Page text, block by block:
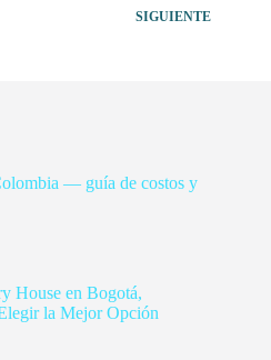
SIGUIENTE
— guía de costos y
House en Bogotá,
la Mejor Opción